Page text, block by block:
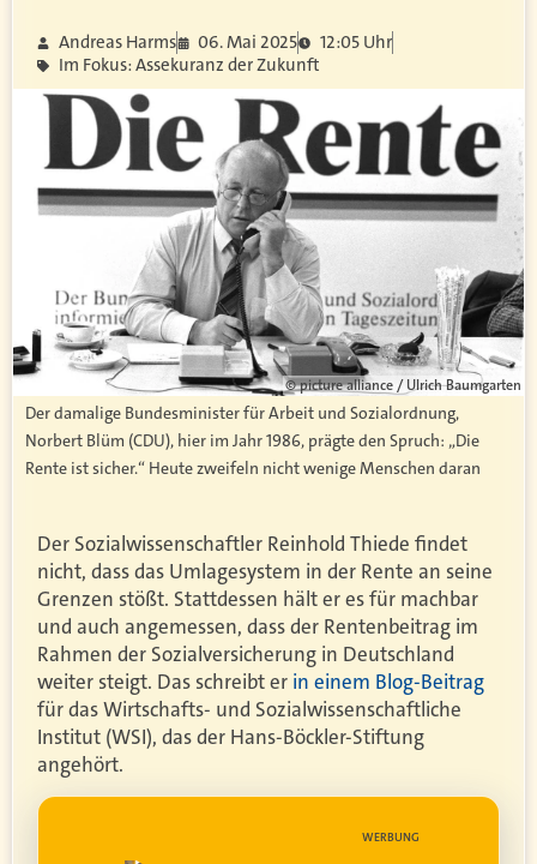
Andreas Harms 06. Mai 2025
12:05 Uhr
Im Fokus: Assekuranz der Zukunft
© picture alliance / Ulrich Baumgarten
Der damalige Bundesminister für Arbeit und Sozialordnung,
Norbert Blüm (CDU), hier im Jahr 1986, prägte den Spruch: „Die
Rente ist sicher.“ Heute zweifeln nicht wenige Menschen daran
Der Sozialwissenschaftler Reinhold Thiede findet
nicht, dass das Umlagesystem in der Rente an seine
Grenzen stößt. Stattdessen hält er es für machbar
und auch angemessen, dass der Rentenbeitrag im
Rahmen der Sozialversicherung in Deutschland
weiter steigt. Das schreibt er in einem Blog-Beitrag
für das Wirtschafts- und Sozialwissenschaftliche
Institut (WSI), das der Hans-Böckler-Stiftung
angehört.
WERBUNG